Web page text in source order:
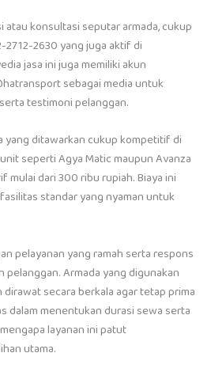
konsultasi seputar armada, cukup
2630 yang juga aktif di
jasa ini juga memiliki akun
sebagai media untuk
testimoni pelanggan.
yang ditawarkan cukup kompetitif di
seperti Agya Matic maupun Avanza
mulai dari 300 ribu rupiah. Biaya ini
standar yang nyaman untuk
pelayanan yang ramah serta respons
Armada yang digunakan
secara berkala agar tetap prima
dalam menentukan durasi sewa serta
layanan ini patut
utama.